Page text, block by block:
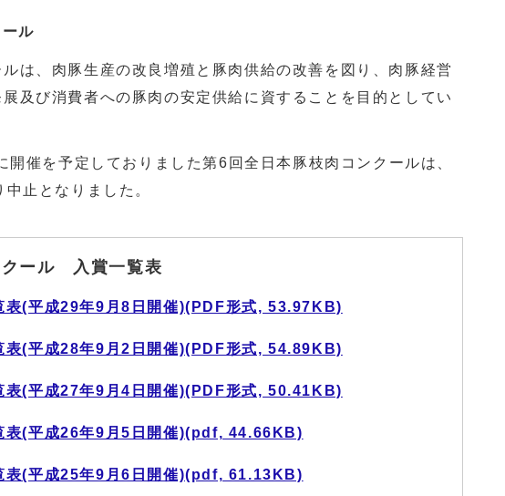
ル
は、肉豚生産の改良増殖と豚肉供給の改善を図り、肉豚経営
及び消費者への豚肉の安定供給に資することを目的としてい
催を予定しておりました第6回全日本豚枝肉コンクールは、
止となりました。
クール 入賞一覧表
(平成29年9月8日開催)(PDF形式, 53.97KB)
(平成28年9月2日開催)(PDF形式, 54.89KB)
(平成27年9月4日開催)(PDF形式, 50.41KB)
(平成26年9月5日開催)(pdf, 44.66KB)
(平成25年9月6日開催)(pdf, 61.13KB)